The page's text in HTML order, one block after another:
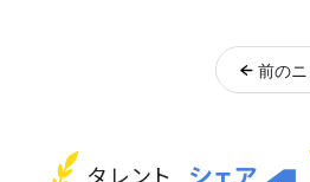
前の
タレント